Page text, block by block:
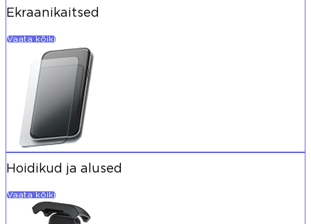
Ekraanikaitsed
Vaata kõiki
Hoidikud ja alused
Vaata kõiki